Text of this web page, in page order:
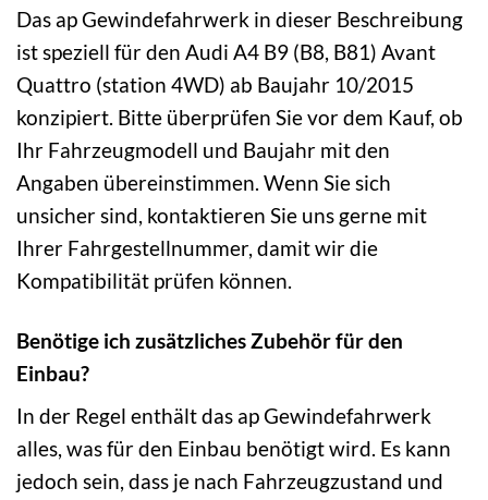
Das ap Gewindefahrwerk in dieser Beschreibung
ist speziell für den Audi A4 B9 (B8, B81) Avant
Quattro (station 4WD) ab Baujahr 10/2015
konzipiert. Bitte überprüfen Sie vor dem Kauf, ob
Ihr Fahrzeugmodell und Baujahr mit den
Angaben übereinstimmen. Wenn Sie sich
unsicher sind, kontaktieren Sie uns gerne mit
Ihrer Fahrgestellnummer, damit wir die
Kompatibilität prüfen können.
Benötige ich zusätzliches Zubehör für den
Einbau?
In der Regel enthält das ap Gewindefahrwerk
alles, was für den Einbau benötigt wird. Es kann
jedoch sein, dass je nach Fahrzeugzustand und